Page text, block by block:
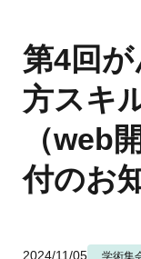
会頭挨拶
設立趣旨・活動概
沿革・あゆみ
組織・名簿
委員会
規程・細則
情報公開
学会概要
学術集会・セ
開催予定のイベン
年会
医療薬学公開シン
フレッシャーズ
臨床研究セミナー
薬物療法集中講義
学術誌・書籍
医療薬学
JPHCS（英文誌）
出版書籍
専門薬剤師制
専門薬剤師制度ト
薬物療法専門薬剤
第4回が
方スキ
（web
付のお
2024/11/05 学術集